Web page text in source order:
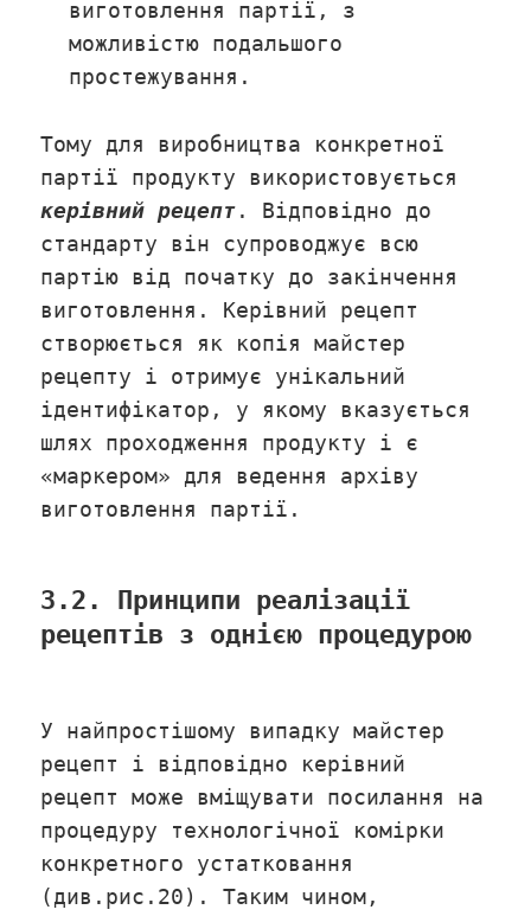
виготовлення партії, з
можливістю подальшого
простежування.
Тому для виробництва конкретної
партії продукту використовується
керівний рецепт. Відповідно до
стандарту він супроводжує всю
партію від початку до закінчення
виготовлення. Керівний рецепт
створюється як копія майстер
рецепту і отримує унікальний
ідентифікатор, у якому вказується
шлях проходження продукту і є
«маркером» для ведення архіву
виготовлення партії.
3.2. Принципи реалізації
рецептів з однією процедурою
У найпростішому випадку майстер
рецепт і відповідно керівний
рецепт може вміщувати посилання на
процедуру технологічної комірки
конкретного устатковання
(див.рис.20). Таким чином,